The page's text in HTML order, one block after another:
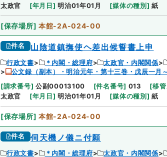
太政官
[年月日] 明治01年01月 [媒体の種別 ] 紙
[保存場所] 本館-2A-024-00
件名 山陰道鎮撫使ヘ差出候誓書上申
行政文書 ＊内閣・総理府 太政官・内閣関係
公文録（副本）・明治元年・第十三巻・戊辰一月
[請求番号] 公副00013100 [件名番号] 013 [移
太政官
[年月日] 明治01年01月 [媒体の種別 ] 紙
[保存場所] 本館-2A-024-00
件名 伺天機ノ儀ニ付願
行政文書 ＊内閣・総理府 太政官・内閣関係